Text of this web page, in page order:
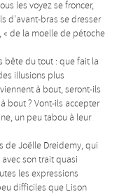
les voyez se froncer,
d’avant-bras se dresser
« de la moelle de pétoche
bête du tout : que fait la
illusions plus
à bout, seront-ils
bout ? Vont-ils accepter
un peu tabou à leur
de Joëlle Dreidemy, qui
son trait quasi
les expressions
difficiles que Lison